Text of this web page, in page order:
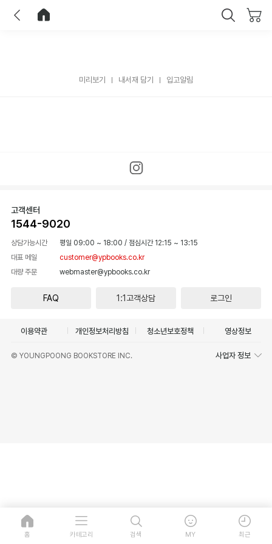
미리보기 내서재 담기 입고알림
고객센터
1544-9020
상담가능시간 평일 09:00 ~ 18:00 / 점심시간 12:15 ~ 13:15
대표 메일
customer@ypbooks.co.kr
대량 주문
webmaster@ypbooks.co.kr
FAQ 1:1고객상담 로그인
이용약관 개인정보처리방침 청소년보호정책 영상정보
© YOUNGPOONG BOOKSTORE INC. 사업자 정보
홈 카테고리 검색 MY 최근